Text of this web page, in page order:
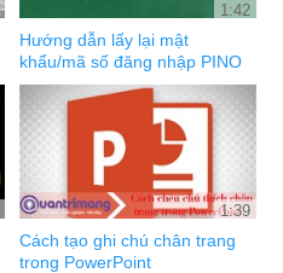
1:42
Hướng dẫn lấy lại mật
khẩu/mã số đăng nhập PINO
1:39
Cách tạo ghi chú chân trang
trong PowerPoint